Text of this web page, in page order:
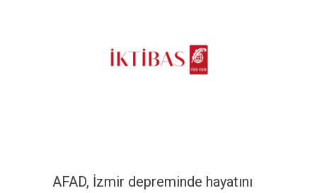
AFAD, İzmir depreminde hayatını